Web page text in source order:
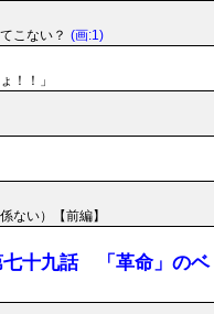
こない？ (画:1)
！！」
ない）【前編】
十九話 「革命」のベ